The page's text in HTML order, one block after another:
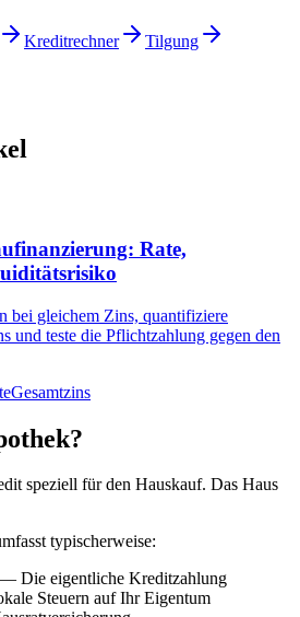
Kreditrechner
Tilgung
Rate,
bei gleichem Zins, quantifiziere
und teste die Pflichtzahlung gegen den
Gesamtzins
speziell für den Hauskauf. Das Haus
typischerweise:
— Die eigentliche Kreditzahlung
Steuern auf Ihr Eigentum